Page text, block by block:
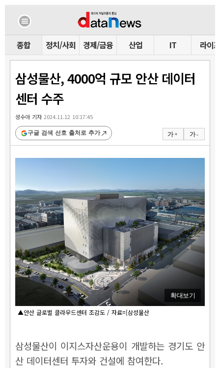
종합 정치/사회 경제/금융 산업 IT 라이프
삼성물산, 4000억 규모 안산 데이터
센터 수주
성수아 기자2024.11.12 10:17:45
가 + 가 -
구글 검색 선호 출처로 추가
확대보기
▲안산 글로벌 클라우드센터 조감도 / 자료=[삼성물산
삼성물산이 이지스자산운용이 개발하는 경기도 안
산 데이터센터 투자와 건설에 참여한다.